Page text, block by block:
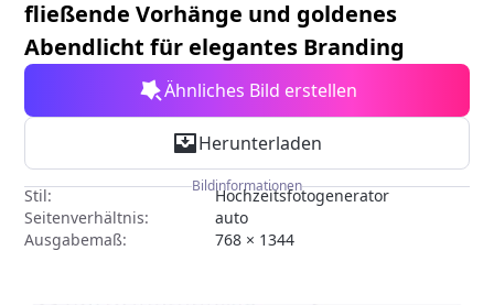
fließende Vorhänge und goldenes
Abendlicht für elegantes Branding
Ähnliches Bild erstellen
Herunterladen
Bildinformationen
Stil:
Hochzeitsfotogenerator
Seitenverhältnis:
auto
Ausgabemaß:
768 × 1344